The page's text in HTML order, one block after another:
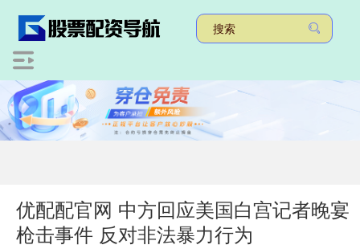
优配配官网 中方回应美国白宫记者晚宴
枪击事件 反对非法暴力行为